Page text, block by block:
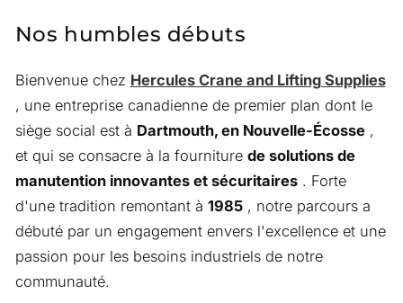
Nos humbles débuts
Bienvenue chez Hercules Crane and Lifting Supplies
, une entreprise canadienne de premier plan dont le
siège social est à Dartmouth, en Nouvelle-Écosse,
et qui se consacre à la fourniture de solutions de
manutention innovantes et sécuritaires. Forte
d'une tradition remontant à 1985, notre parcours a
débuté par un engagement envers l'excellence et une
passion pour les besoins industriels de notre
communauté.